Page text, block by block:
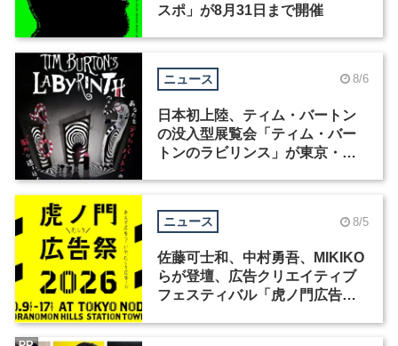
スポ」が8月31日まで開催
ニュース 8/6
日本初上陸、ティム・バートン
の没入型展覧会「ティム・バー
トンのラビリンス」が東京・豊
ニュース 8/5
佐藤可士和、中村勇吾、MIKIKO
らが登壇、広告クリエイティブ
フェスティバル「虎ノ門広告